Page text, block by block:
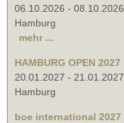
06.10.2026 - 08.10.2026
Hamburg
mehr ...
HAMBURG OPEN 2027
20.01.2027 - 21.01.2027
Hamburg
boe international 2027